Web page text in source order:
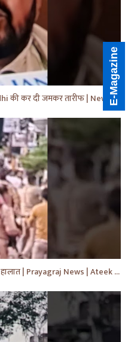
MP Brij Bhushan Singh ने Rahul Gandhi की कर दी जमकर तारीफ | News | Breaking | #shorts #yt #news
अबान अहमद का शव पहुंचते ही बिगड़े भीड़ के हालात | Prayagraj News | Ateek Ahmad | #shorts #yt #news
E-Magazine